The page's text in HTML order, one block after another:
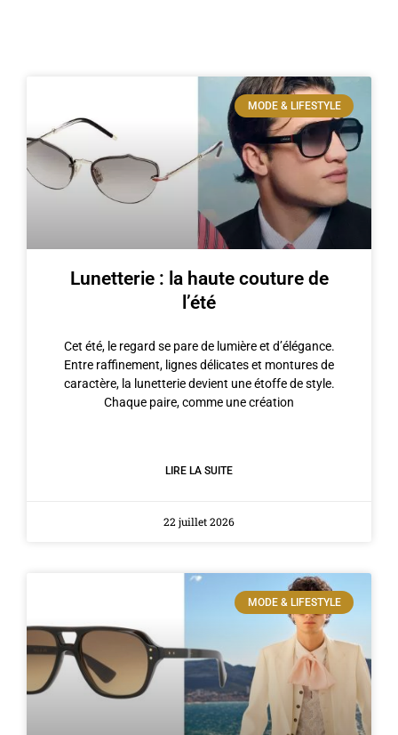
MODE & LIFESTYLE
Lunetterie : la haute couture de
l’été
Cet été, le regard se pare de lumière et d’élégance.
Entre raffinement, lignes délicates et montures de
caractère, la lunetterie devient une étoffe de style.
Chaque paire, comme une création
LIRE LA SUITE
22 juillet 2026
MODE & LIFESTYLE